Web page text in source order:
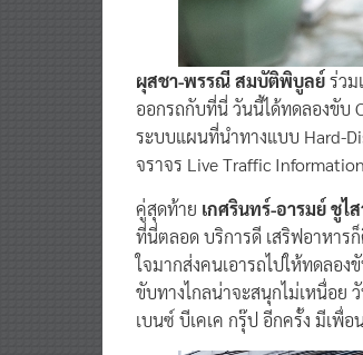
ผุสชา-พรรณี สมบัติพิบูลย์ร่ว
ออกรถกับที่นี่ วันนี้ได้ทดลองขับ
ระบบแผนที่นําทางแบบ Hard-
จราจร Live Traffic
คู่สุดท้าย เกศรินทร์-อารมย์ ชูไ
ที่นี่ตลอด บริการดี เสริฟอาหาร
ใจมากส่งคนเอารถไปให้ทดลอ
ขับทางไกลน่าจะสนุกไม่เหนื่อย
เบนซ์ บีเคเค กรุ๊ป อีกครั้ง มีเพื่